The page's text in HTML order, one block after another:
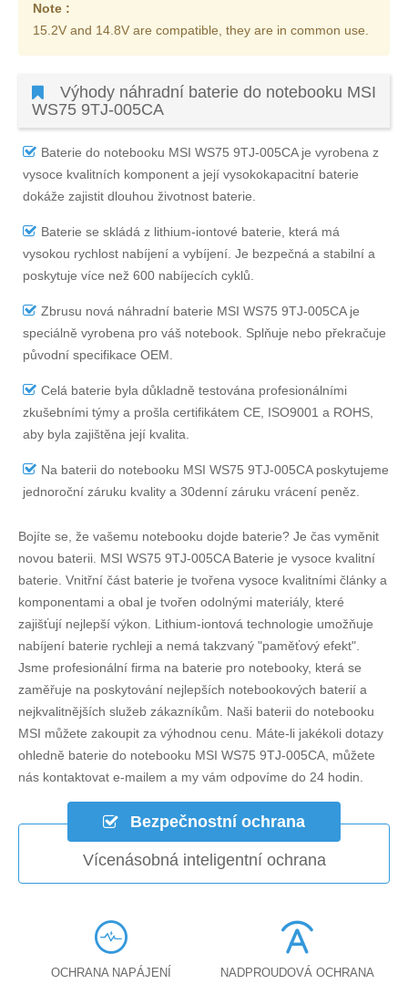
Note :
15.2V and 14.8V are compatible, they are in common use.
Výhody náhradní baterie do notebooku MSI
WS75 9TJ-005CA
Baterie do notebooku MSI WS75 9TJ-005CAje vyrobena z
vysoce kvalitních komponent a její vysokokapacitní baterie
dokáže zajistit dlouhou životnost baterie.
Baterie se skládá z lithium-iontové baterie, která má
vysokou rychlost nabíjení a vybíjení. Je bezpečná a stabilní a
poskytuje více než 600 nabíjecích cyklů.
Zbrusu nová náhradní baterie MSI WS75 9TJ-005CAje
speciálně vyrobena pro váš notebook. Splňuje nebo překračuje
původní specifikace OEM.
Celá baterie byla důkladně testována profesionálními
zkušebními týmy a prošla certifikátem CE, ISO9001 a ROHS,
aby byla zajištěna její kvalita.
Na baterii do notebooku MSI WS75 9TJ-005CAposkytujeme
jednoroční záruku kvality a 30denní záruku vrácení peněz.
Bojíte se, že vašemu notebooku dojde baterie? Je čas vyměnit
novou baterii. MSI WS75 9TJ-005CA Baterie je vysoce kvalitní
baterie. Vnitřní část baterie je tvořena vysoce kvalitními články a
komponentami a obal je tvořen odolnými materiály, které
zajišťují nejlepší výkon. Lithium-iontová technologie umožňuje
nabíjení baterie rychleji a nemá takzvaný "paměťový efekt".
Jsme profesionální firma na baterie pro notebooky, která se
zaměřuje na poskytování nejlepších notebookových baterií a
nejkvalitnějších služeb zákazníkům. Naši baterii do notebooku
MSI můžete zakoupit za výhodnou cenu. Máte-li jakékoli dotazy
ohledně baterie do notebooku MSI WS75 9TJ-005CA, můžete
nás kontaktovat e-mailem a my vám odpovíme do 24 hodin.
Bezpečnostní ochrana
Vícenásobná inteligentní ochrana
OCHRANA NAPÁJENÍ NADPROUDOVÁ OCHRANA